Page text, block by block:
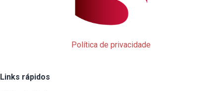
Política de privacidade
Links rápidos